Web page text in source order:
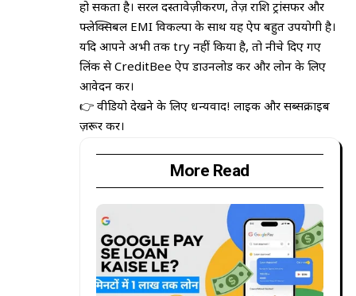
हो सकता है। सरल दस्तावेज़ीकरण, तेज़ राशि ट्रांसफर और
फ्लेक्सिबल EMI विकल्पों के साथ यह ऐप बहुत उपयोगी है।
यदि आपने अभी तक try नहीं किया है, तो नीचे दिए गए
लिंक से CreditBee ऐप डाउनलोड करें और लोन के लिए
आवेदन करें।
👉 वीडियो देखने के लिए धन्यवाद! लाइक और सब्सक्राइब
ज़रूर करें।
More Read